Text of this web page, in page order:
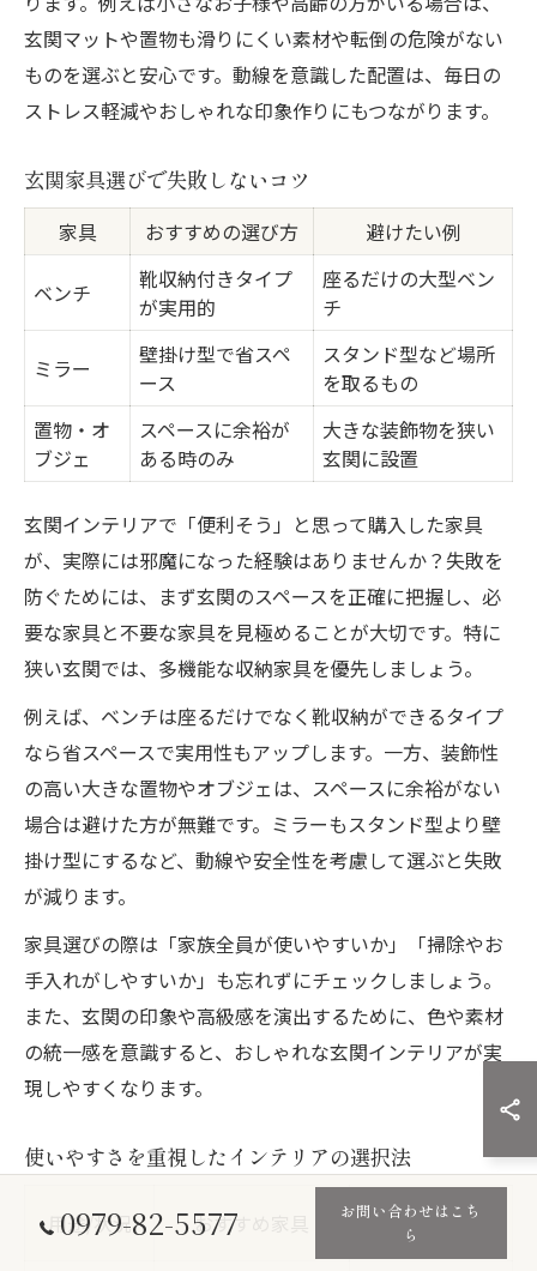
玄関マットや置物も滑りにくい素材や転倒の危険がない
ものを選ぶと安心です。動線を意識した配置は、毎日の
ストレス軽減やおしゃれな印象作りにもつながります。
玄関家具選びで失敗しないコツ
家具 おすすめの選び方 避けたい例
ベンチ
靴収納付きタイプ
が実用的
座るだけの大型ベン
チ
ミラー
壁掛け型で省スペ
ース
スタンド型など場所
を取るもの
置物・オ
ブジェ
スペースに余裕が
ある時のみ
大きな装飾物を狭い
玄関に設置
玄関インテリアで「便利そう」と思って購入した家具
が、実際には邪魔になった経験はありませんか？失敗を
防ぐためには、まず玄関のスペースを正確に把握し、必
要な家具と不要な家具を見極めることが大切です。特に
狭い玄関では、多機能な収納家具を優先しましょう。
例えば、ベンチは座るだけでなく靴収納ができるタイプ
なら省スペースで実用性もアップします。一方、装飾性
の高い大きな置物やオブジェは、スペースに余裕がない
場合は避けた方が無難です。ミラーもスタンド型より壁
掛け型にするなど、動線や安全性を考慮して選ぶと失敗
が減ります。
家具選びの際は「家族全員が使いやすいか」「掃除やお
手入れがしやすいか」も忘れずにチェックしましょう。
また、玄関の印象や高級感を演出するために、色や素材
の統一感を意識すると、おしゃれな玄関インテリアが実
現しやすくなります。
使いやすさを重視したインテリアの選択法
用途/状況 おすすめ家具
選び方のポイン
0979-82-5577
お問い合わせはこち
ら